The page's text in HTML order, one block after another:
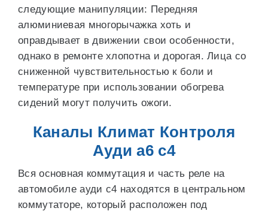
следующие манипуляции: Передняя
алюминиевая многорычажка хоть и
оправдывает в движении свои особенности,
однако в ремонте хлопотна и дорогая. Лица со
сниженной чувствительностью к боли и
температуре при использовании обогрева
сидений могут получить ожоги.
Каналы Климат Контроля
Ауди а6 с4
Вся основная коммутация и часть реле на
автомобиле ауди с4 находятся в центральном
коммутаторе, который расположен под